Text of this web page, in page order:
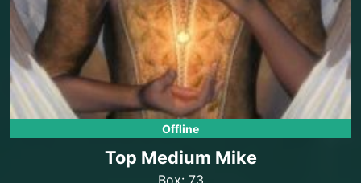
Offline
Top Medium Mike
Box: 73